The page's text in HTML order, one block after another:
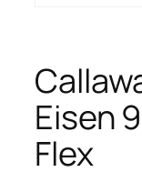
Eisen
Flex